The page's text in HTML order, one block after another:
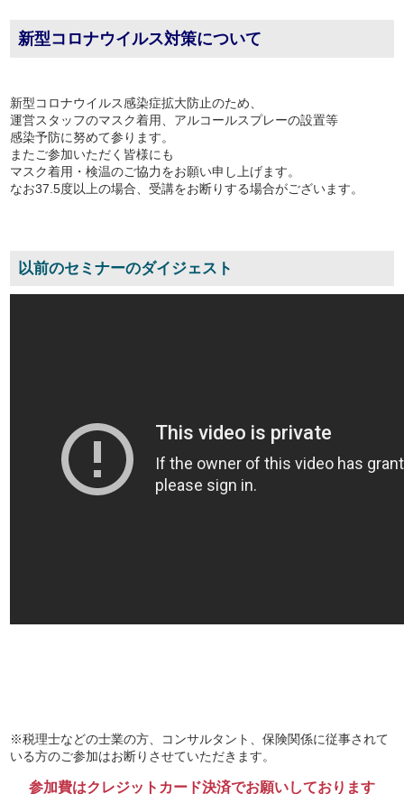
新型コロナウイルス対策について
新型コロナウイルス感染症拡大防止のため、
運営スタッフのマスク着用、アルコールスプレーの設置等
感染予防に努めて参ります。
またご参加いただく皆様にも
マスク着用・検温のご協力をお願い申し上げます。
なお37.5度以上の場合、受講をお断りする場合がございます。
以前のセミナーのダイジェスト
※税理士などの士業の方、コンサルタント、保険関係に従事されて
いる方のご参加はお断りさせていただきます。
参加費はクレジットカード決済でお願いしております